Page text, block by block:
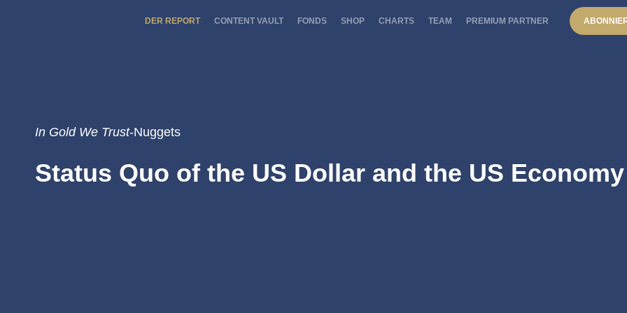
DER REPORT CONTENT VAULT FONDS SHOP CHARTS TEAM PREMIUM PARTNER
In Gold We Trust-Nuggets
Status Quo of the US Dollar and the US Economy